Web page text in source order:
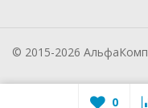
© 2015-2026 АльфаКомп
0